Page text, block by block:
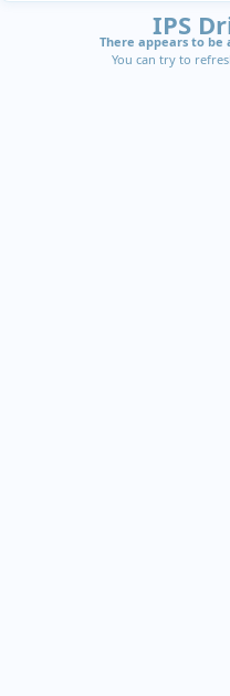
IPS
There appears to
You can try to